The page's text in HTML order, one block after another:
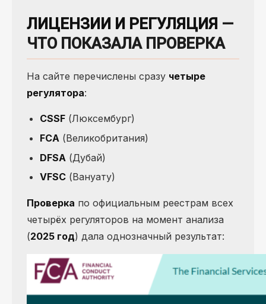
ЛИЦЕНЗИИ И РЕГУЛЯЦИЯ —
ЧТО ПОКАЗАЛА ПРОВЕРКА
На сайте перечислены сразу четыре
регулятора:
CSSF (Люксембург)
FCA (Великобритания)
DFSA (Дубай)
VFSC (Вануату)
Проверка по официальным реестрам всех
четырёх регуляторов на момент анализа
(2025 год) дала однозначный результат: